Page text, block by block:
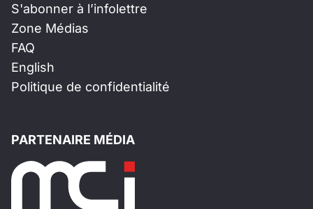
S'abonner à l’infolettre
Zone Médias
FAQ
English
Politique de confidentialité
PARTENAIRE MÉDIA